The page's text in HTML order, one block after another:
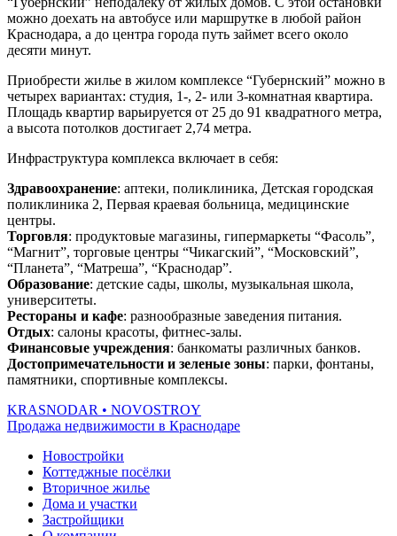
можно доехать на автобусе или маршрутке в любой район
Краснодара, а до центра города путь займет всего около
десяти минут.
Приобрести жилье в жилом комплексе “Губернский” можно в
четырех вариантах: студия, 1-, 2- или 3-комнатная квартира.
Площадь квартир варьируется от 25 до 91 квадратного метра,
а высота потолков достигает 2,74 метра.
Инфраструктура комплекса включает в себя:
Здравоохранение: аптеки, поликлиника, Детская городская
поликлиника 2, Первая краевая больница, медицинские
центры.
Торговля: продуктовые магазины, гипермаркеты “Фасоль”,
“Магнит”, торговые центры “Чикагский”, “Московский”,
“Планета”, “Матреша”, “Краснодар”.
Образование: детские сады, школы, музыкальная школа,
университеты.
Рестораны и кафе: разнообразные заведения питания.
Отдых: салоны красоты, фитнес-залы.
Финансовые учреждения: банкоматы различных банков.
Достопримечательности и зеленые зоны: парки, фонтаны,
памятники, спортивные комплексы.
KRASNODAR • NOVOSTROY
Продажа недвижимости в Краснодаре
Новостройки
Коттеджные посёлки
Вторичное жилье
Дома и участки
Застройщики